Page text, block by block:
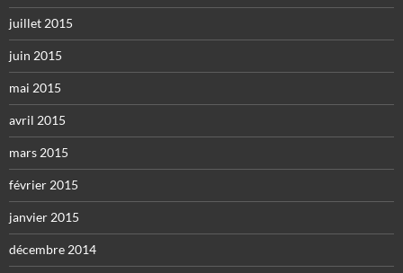
juillet 2015
juin 2015
mai 2015
avril 2015
mars 2015
février 2015
janvier 2015
décembre 2014